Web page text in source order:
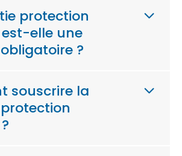
protection
elle une
?
souscrire la